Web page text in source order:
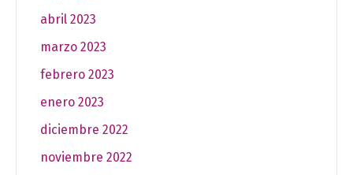
abril 2023
marzo 2023
febrero 2023
enero 2023
diciembre 2022
noviembre 2022